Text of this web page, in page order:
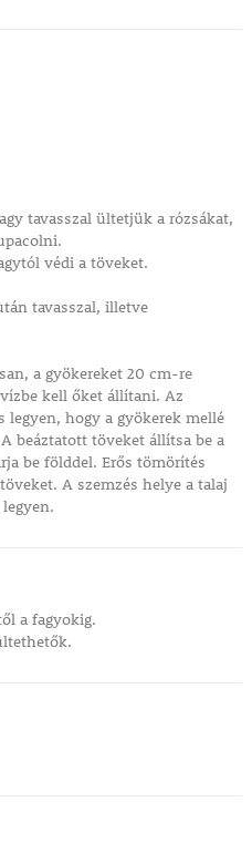
tavasszal ültetjük a rózsákat,
védi a töveket.
tavasszal, illetve
a gyökereket 20 cm-re
kell őket állítani. Az
legyen, hogy a gyökerek mellé
beáztatott töveket állítsa be a
be földdel. Erős tömörítés
A szemzés helye a talaj
a fagyokig.